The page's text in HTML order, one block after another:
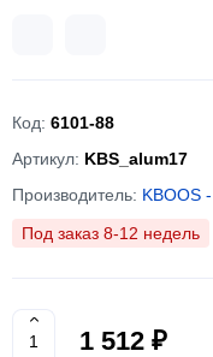
Код: 6101-88
Артикул: KBS_alum17
Производитель: KBOOS
Под заказ 8-12 недель
1 512 ₽